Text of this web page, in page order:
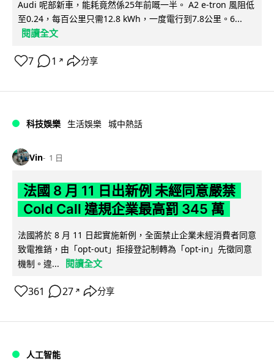
Audi 呢部新車，能耗竟然係25年前嘅一半。 A2 e-tron 風阻低
至0.24，每百公里只需12.8 kWh，一度電行到7.8公里。6...
閱讀全文
7 1 ↗ 分享
科技娛樂 生活娛樂 城中熱話
Vin 1 日
法國 8 月 11 日出新例 未經同意嚴禁
Cold Call 違規企業最高罰 345 萬
法國將於 8 月 11 日起實施新例，全面禁止企業未經消費者同意
致電推銷，由「opt-out」拒接登記制轉為「opt-in」先徵同意
機制。違...
閱讀全文
361 27 ↗ 分享
人工智能